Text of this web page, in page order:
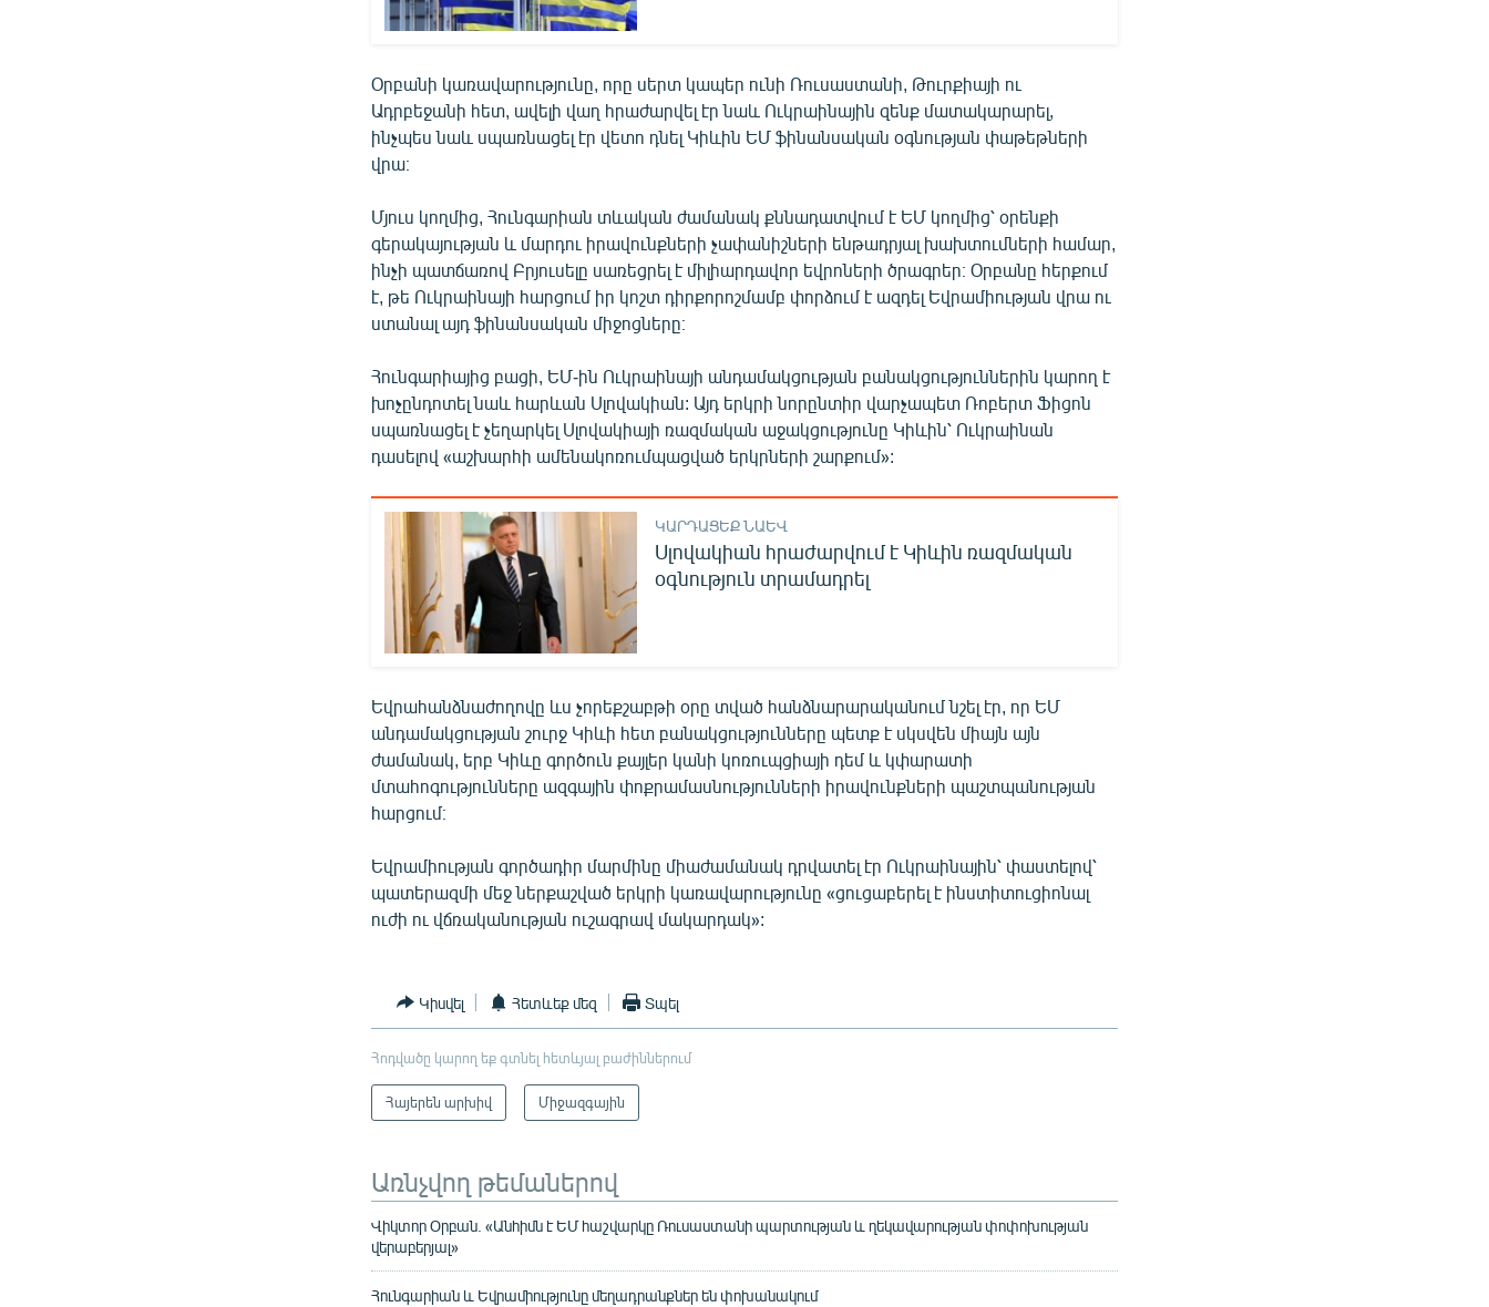
Օրբանի կառավարությունը, որը սերտ կապեր ունի Ռուսաստանի, Թուրքիայի ու
Ադրբեջանի հետ, ավելի վաղ հրաժարվել էր նաև Ուկրաինային զենք մատակարարել,
ինչպես նաև սպառնացել էր վետո դնել Կիևին ԵՄ ֆինանսական օգնության փաթեթների
վրա։
Մյուս կողմից, Հունգարիան տևական ժամանակ քննադատվում է ԵՄ կողմից՝ օրենքի
գերակայության և մարդու իրավունքների չափանիշների ենթադրյալ խախտումների համար,
ինչի պատճառով Բրյուսելը սառեցրել է միլիարդավոր եվրոների ծրագրեր։ Օրբանը հերքում
է, թե Ուկրաինայի հարցում իր կոշտ դիրքորոշմամբ փորձում է ազդել Եվրամիության վրա ու
ստանալ այդ ֆինանսական միջոցները։
Հունգարիայից բացի, ԵՄ-ին Ուկրաինայի անդամակցության բանակցություններին կարող է
խոչընդոտել նաև հարևան Սլովակիան: Այդ երկրի նորընտիր վարչապետ Ռոբերտ Ֆիցոն
սպառնացել է չեղարկել Սլովակիայի ռազմական աջակցությունը Կիևին՝ Ուկրաինան
դասելով «աշխարհի ամենակոռումպացված երկրների շարքում»:
ԿԱՐԴԱՑԵՔ ՆԱԵՎ
Սլովակիան հրաժարվում է Կիևին ռազմական
օգնություն տրամադրել
Եվրահանձնաժողովը ևս չորեքշաբթի օրը տված հանձնարարականում նշել էր, որ ԵՄ
անդամակցության շուրջ Կիևի հետ բանակցությունները պետք է սկսվեն միայն այն
ժամանակ, երբ Կիևը գործուն քայլեր կանի կոռուպցիայի դեմ և կփարատի
մտահոգությունները ազգային փոքրամասնությունների իրավունքների պաշտպանության
հարցում։
Եվրամիության գործադիր մարմինը միաժամանակ դրվատել էր Ուկրաինային՝ փաստելով՝
պատերազմի մեջ ներքաշված երկրի կառավարությունը «ցուցաբերել է ինստիտուցիոնալ
ուժի ու վճռականության ուշագրավ մակարդակ»:
Կիսվել Հետևեք մեզ Տպել
Հոդվածը կարող եք գտնել հետևյալ բաժիններում
Հայերեն արխիվ Միջազգային
Առնչվող թեմաներով
Վիկտոր Օրբան. «Անհիմն է ԵՄ հաշվարկը Ռուսաստանի պարտության և ղեկավարության փոփոխության
վերաբերյալ»
Հունգարիան և Եվրամիությունը մեղադրանքներ են փոխանակում